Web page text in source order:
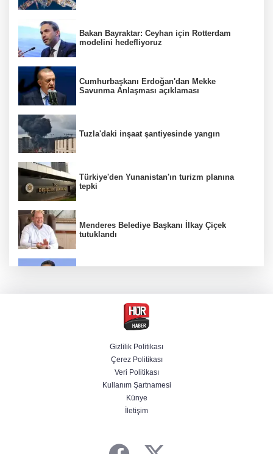
Bakan Bayraktar: Ceyhan için Rotterdam
modelini hedefliyoruz
Cumhurbaşkanı Erdoğan'dan Mekke
Savunma Anlaşması açıklaması
Tuzla'daki inşaat şantiyesinde yangın
Türkiye'den Yunanistan'ın turizm planına
tepki
Menderes Belediye Başkanı İlkay Çiçek
tutuklandı
Hür Ağbaba soruşturmasında MASAK para
hareketlerini inceledi
Bakan Gürlek: Kanunda şehitleri incitecek
düzenleme yok
Gizlilik Politikası
Çerez Politikası
Veri Politikası
Kullanım Şartnamesi
Künye
İletişim